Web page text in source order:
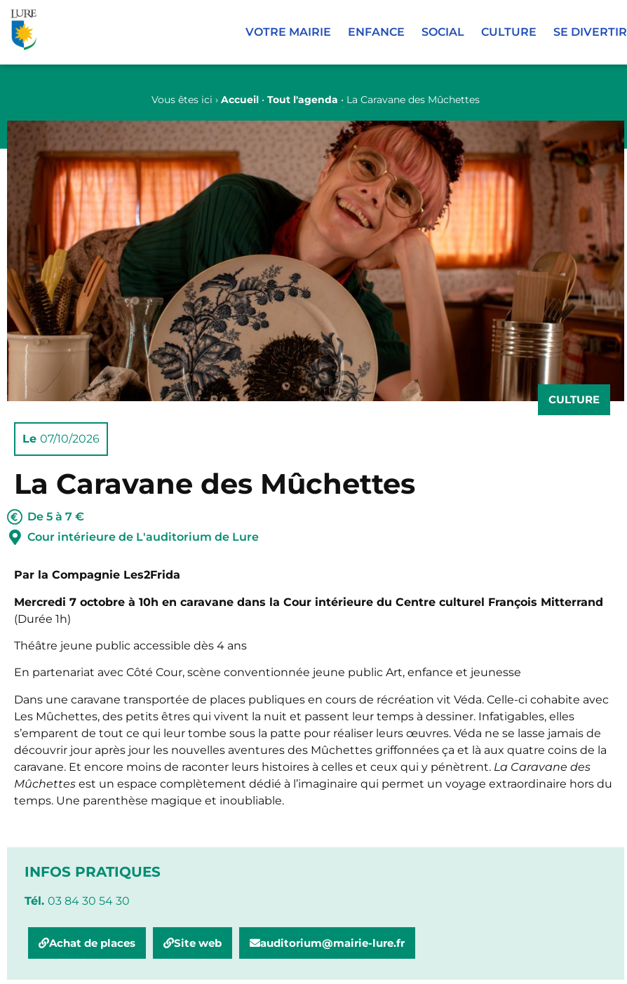
VOTRE MAIRIE ENFANCE SOCIAL CULTURE SE DIVERTIR
Vous êtes ici › Accueil • Tout l'agenda • La Caravane des Mûchettes
CULTURE
Le 07/10/2026
La Caravane des Mûchettes
De 5 à 7 €
Cour intérieure de L'auditorium de Lure
Par la Compagnie Les2Frida
Mercredi 7 octobre à 10h en caravane dans la Cour intérieure du Centre culturel François Mitterrand
(Durée 1h)
Théâtre jeune public accessible dès 4 ans
En partenariat avec Côté Cour, scène conventionnée jeune public Art, enfance et jeunesse
Dans une caravane transportée de places publiques en cours de récréation vit Véda. Celle-ci cohabite avec
Les Mûchettes, des petits êtres qui vivent la nuit et passent leur temps à dessiner. Infatigables, elles
s’emparent de tout ce qui leur tombe sous la patte pour réaliser leurs œuvres. Véda ne se lasse jamais de
découvrir jour après jour les nouvelles aventures des Mûchettes griffonnées ça et là aux quatre coins de la
caravane. Et encore moins de raconter leurs histoires à celles et ceux qui y pénètrent. La Caravane des
Mûchettes est un espace complètement dédié à l’imaginaire qui permet un voyage extraordinaire hors du
temps. Une parenthèse magique et inoubliable.
INFOS PRATIQUES
Tél. 03 84 30 54 30
Achat de places Site web auditorium@mairie-lure.fr
Panneau de gestion des cookies